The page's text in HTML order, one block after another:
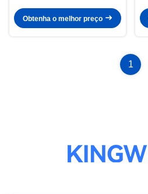
Obtenha o melhor preço
1